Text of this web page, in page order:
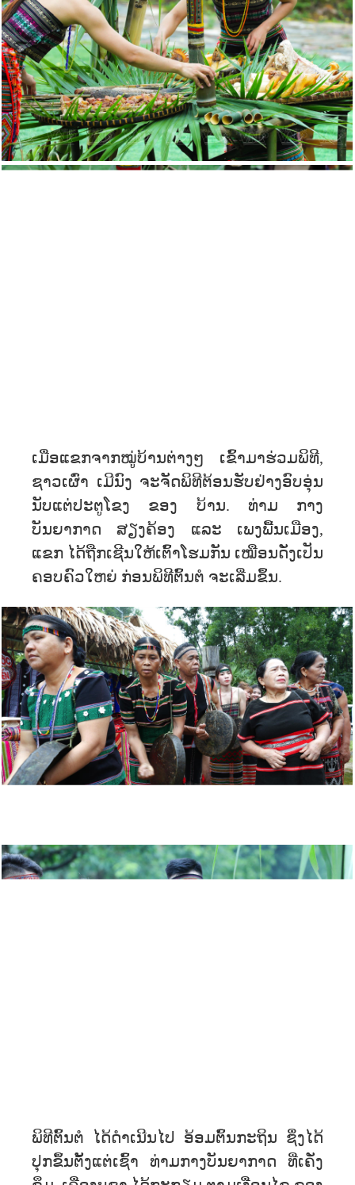
ເມື່ອແຂກຈາກໝູ່ບ້ານຕ່າງໆ ເຂົ້າມາຮ່ວມພິທີ,
ຊາວເຜົ່າ ເມີນົງ ຈະຈັດພິທີຕ້ອນຮັບຢ່າງອົບອຸ່ນ
ນັບແຕ່ປະຕູໂຂງ ຂອງ ບ້ານ. ທ່າມ ກາງ
ບັນຍາກາດ ສຽງຄ້ອງ ແລະ ເພງພື້ນເມືອງ,
ແຂກ ໄດ້ຖືກເຊີນໃຫ້ເຕົ້າໂຮມກັນ ເໝືອນດັ່ງເປັນ
ຄອບຄົວໃຫຍ່ ກ່ອນພິທີຕົ້ນຕໍ ຈະເລີ່ມຂຶ້ນ.
ພິທີຕົ້ນຕໍ ໄດ້ດໍາເນີນໄປ ອ້ອມຕົ້ນກະຖິນ ຊຶ່ງໄດ້
ປຸກຂຶ້ນຕັ້ງແຕ່ເຊົ້າ ທ່າມກາງບັນຍາກາດ ທ່ີເຄັ່ງ